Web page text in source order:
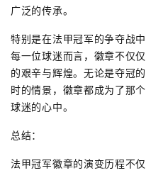
广泛的传承。
特别是在法甲冠军的争夺战
每一位球迷而言，徽章不仅
的艰辛与辉煌。无论是夺冠
时的情景，徽章都成为了那
球迷的心中。
总结：
法甲冠军徽章的演变历程不